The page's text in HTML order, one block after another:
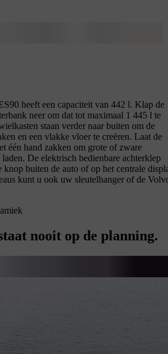
heeft een capaciteit van 442 l. Klap de
neer om dat tot maximaal 1 445 l te
staan verder naar buiten om de
en een vlakke vloer te creëren. Laat de
één hand zakken om grote of zware
De elektrisch bedienbare achterklep
knop buiten de auto of op het centrale
kunt u ook uw sleutelhanger of de
nooit op de planning.